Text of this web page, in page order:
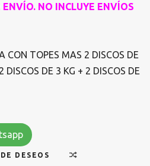
ENVÍO. NO INCLUYE ENVÍOS
CON TOPES MAS 2 DISCOS DE
DISCOS DE 3 KG + 2 DISCOS DE
DESEOS